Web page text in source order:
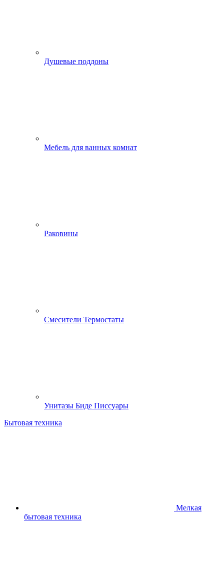
Душевые поддоны
Мебель для ванных комнат
Раковины
Смесители Термостаты
Унитазы Биде Писсуары
Бытовая техника
Мелкая
бытовая техника